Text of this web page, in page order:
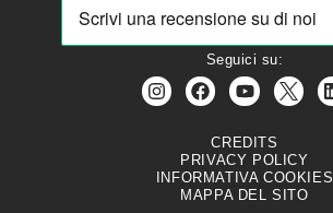
Seguici su:
CREDITS
PRIVACY POLICY
INFORMATIVA COOKIES
MAPPA DEL SITO